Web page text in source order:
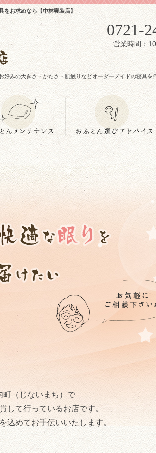
をお求めなら【中林寝装店】
0721-
営業時間：
みの大きさ・かたさ・肌触りなどオーダーメイドの寝具を
町（じないまち）で
して行っているお店です。
込めてお手伝いいたします。